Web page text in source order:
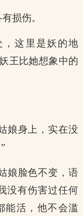
损伤。
这里是妖的地
王比她想象中的
娘身上，实在没
娘脸色不变，语
没有伤害过任何
能活，他不会滥